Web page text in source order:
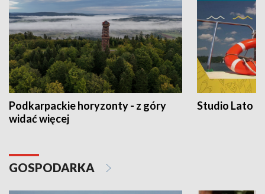
Podkarpackie horyzonty - z góry
widać więcej
Studio Lato
GOSPODARKA